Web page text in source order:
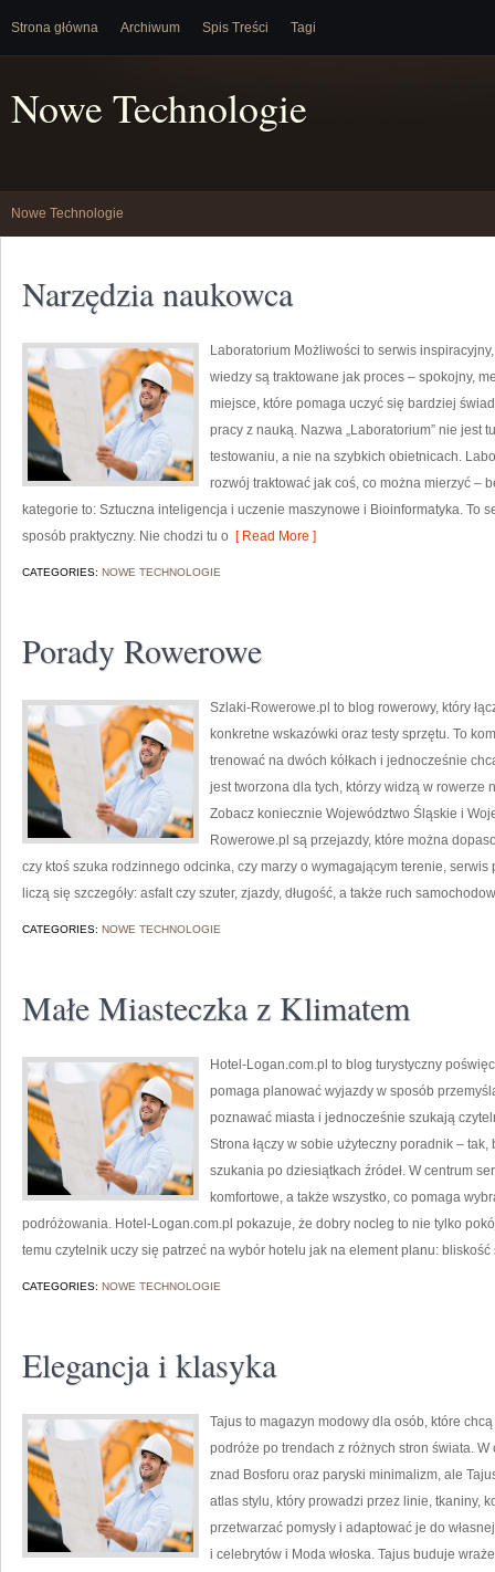
Strona główna Archiwum Spis Treści Tagi
Nowe Technologie
Nowe Technologie
Narzędzia naukowca
Laboratorium Możliwości to serwis
wiedzy są traktowane jak proces – spokojny,
miejsce, które pomaga uczyć się bardziej
pracy z nauką. Nazwa „Laboratorium” nie jest
testowaniu, a nie na szybkich obietnicach.
rozwój traktować jak coś, co można mierzyć –
kategorie to: Sztuczna inteligencja i uczenie maszynowe i Bioinformatyka. To
sposób praktyczny. Nie chodzi tu o [ Read More ]
CATEGORIES: NOWE TECHNOLOGIE
Porady Rowerowe
Szlaki-Rowerowe.pl to blog rowerowy, który
konkretne wskazówki oraz testy sprzętu. To
trenować na dwóch kółkach i jednocześnie
jest tworzona dla tych, którzy widzą w rowerze
Zobacz koniecznie Województwo Śląskie i
Rowerowe.pl są przejazdy, które można
czy ktoś szuka rodzinnego odcinka, czy marzy o wymagającym terenie,
liczą się szczegóły: asfalt czy szuter, zjazdy, długość, a także ruch
CATEGORIES: NOWE TECHNOLOGIE
Małe Miasteczka z Klimatem
Hotel-Logan.com.pl to blog turystyczny
pomaga planować wyjazdy w sposób
poznawać miasta i jednocześnie szukają
Strona łączy w sobie użyteczny poradnik –
szukania po dziesiątkach źródeł. W centrum
komfortowe, a także wszystko, co pomaga
podróżowania. Hotel-Logan.com.pl pokazuje, że dobry nocleg to nie tylko
temu czytelnik uczy się patrzeć na wybór hotelu jak na element planu: bliskość
CATEGORIES: NOWE TECHNOLOGIE
Elegancja i klasyka
Tajus to magazyn modowy dla osób, które
podróże po trendach z różnych stron świata.
znad Bosforu oraz paryski minimalizm, ale
atlas stylu, który prowadzi przez linie, tkaniny,
przetwarzać pomysły i adaptować je do
i celebrytów i Moda włoska. Tajus buduje